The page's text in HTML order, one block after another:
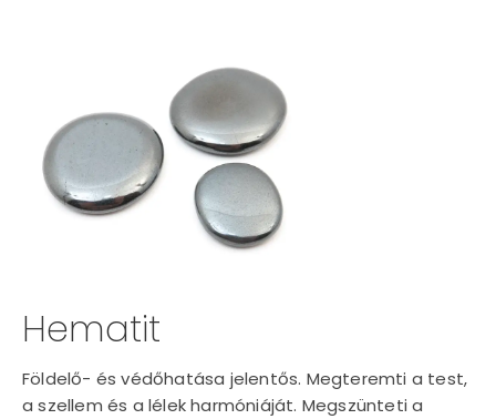
Hematit
Földelő- és védőhatása jelentős. Megteremti a test,
a szellem és a lélek harmóniáját. Megszünteti a